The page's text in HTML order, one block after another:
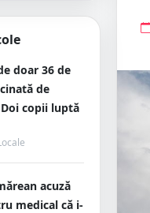
doar 36 de
de
copii luptă
acuză
medical că i-